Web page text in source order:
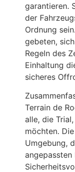
garantieren.
der
Ordnung
gebeten,
Regeln des
Einhaltung
sicheres
Terrain de
alle, die
möchten.
Umgebung,